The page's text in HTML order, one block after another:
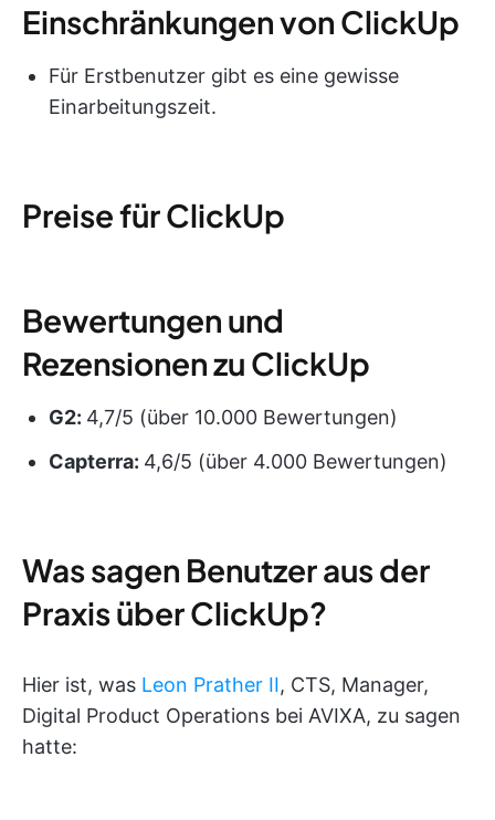
Einschränkungen von ClickUp
Für Erstbenutzer gibt es eine gewisse
Einarbeitungszeit.
Preise für ClickUp
Bewertungen und
Rezensionen zu ClickUp
G2: 4,7/5 (über 10.000 Bewertungen)
Capterra: 4,6/5 (über 4.000 Bewertungen)
Was sagen Benutzer aus der
Praxis über ClickUp?
Hier ist, was Leon Prather II, CTS, Manager,
Digital Product Operations bei AVIXA, zu sagen
hatte: